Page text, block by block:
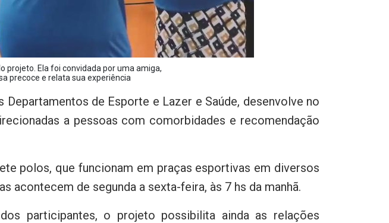
projeto. Ela foi convidada por uma amiga,
precoce e relata sua experiência
de Esporte e Lazer e Saúde, desenvolve no
a pessoas com comorbidades e recomendação
polos, que funcionam em praças esportivas em diversos
acontecem de segunda a sexta-feira, às 7 hs da manhã.
participantes, o projeto possibilita ainda as relações